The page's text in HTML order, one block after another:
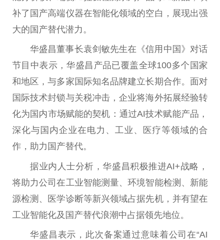
补了国产高端仪器在智能化领域的空白，展现出强
大的国产替代潜力。
华盛昌董事长袁剑敏先生在《信用中国》对话
节目中表示，华盛昌产品已覆盖全球100多个国家
和地区，与多家国际知名品牌建立长期合作。面对
国际技术封锁与关税冲击，企业将海外拓展经验转
化为国内市场赋能的契机：通过AI技术赋能产品，
深化与国内企业在电力、工业、医疗等领域的合
作，助力国产替代。
据业内人士分析，华盛昌积极推进AI+战略，
将助力公司在工业智能测量、环境智能检测、新能
源检测、医学诊断等新兴领域占据先机，并有望在
工业智能化及国产替代浪潮中占据领先地位。
华盛昌表示，此次备案通过意味着公司在“AI